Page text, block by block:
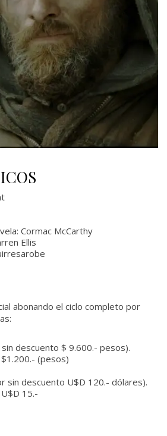
Cormac McCarthy
Ellis
abonando el ciclo completo por
descuento $ 9.600.- pesos).
(pesos)
sin descuento U$D 120.- dólares).
15.-